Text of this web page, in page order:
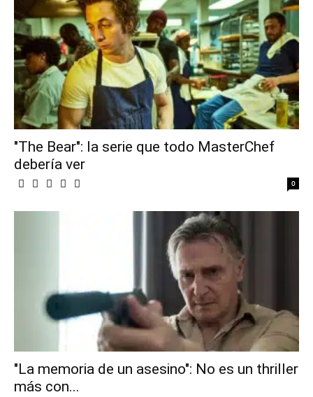
"The Bear": la serie que todo MasterChef
debería ver
0
"La memoria de un asesino": No es un thriller
más con...